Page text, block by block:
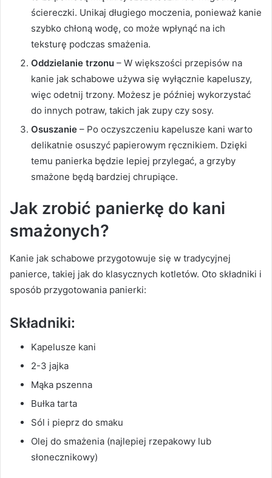
ściereczki. Unikaj długiego moczenia, ponieważ kanie
szybko chłoną wodę, co może wpłynąć na ich
teksturę podczas smażenia.
Oddzielanie trzonu – W większości przepisów na
kanie jak schabowe używa się wyłącznie kapeluszy,
więc odetnij trzony. Możesz je później wykorzystać
do innych potraw, takich jak zupy czy sosy.
Osuszanie – Po oczyszczeniu kapelusze kani warto
delikatnie osuszyć papierowym ręcznikiem. Dzięki
temu panierka będzie lepiej przylegać, a grzyby
smażone będą bardziej chrupiące.
Jak zrobić panierkę do kani
smażonych?
Kanie jak schabowe przygotowuje się w tradycyjnej
panierce, takiej jak do klasycznych kotletów. Oto składniki i
sposób przygotowania panierki:
Składniki:
Kapelusze kani
2-3 jajka
Mąka pszenna
Bułka tarta
Sól i pieprz do smaku
Olej do smażenia (najlepiej rzepakowy lub
słonecznikowy)